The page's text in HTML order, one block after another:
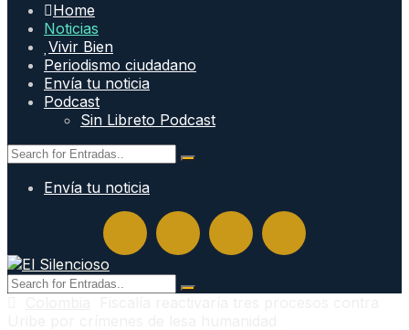
Home
Noticias
Vivir Bien
Periodismo ciudadano
Envía tu noticia
Podcast
Sin Libreto Podcast
Envía tu noticia